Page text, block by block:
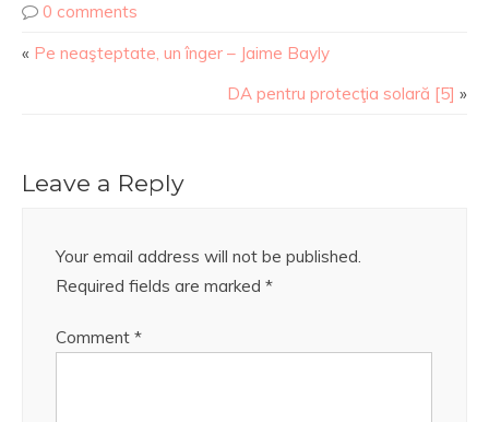
0 comments
« Pe neaşteptate, un înger – Jaime Bayly
DA pentru protecţia solară [5] »
Leave a Reply
Your email address will not be published.
Required fields are marked *
Comment *